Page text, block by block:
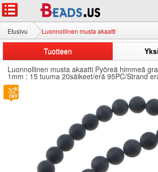
Etusivu Luonnollinen musta akaatti
Tuotteen
Luonnollinen musta akaatti Pyöreä himmeä
1mm : 15 tuuma 20säikeet/erä 95PC/Strand